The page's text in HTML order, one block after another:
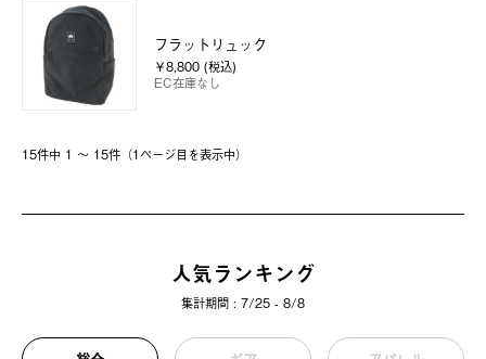
フラットリュック
￥8,800 (税込)
EC在庫なし
15件中 1 〜 15件（1ページ⽬を表⽰中）
人気ランキング
集計期間 : 7/25 - 8/8